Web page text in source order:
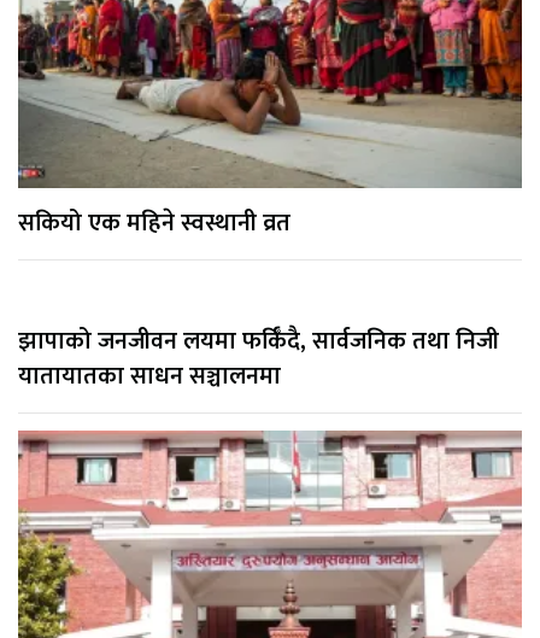
सकियो एक महिने स्वस्थानी व्रत
झापाको जनजीवन लयमा फर्किँदै, सार्वजनिक तथा निजी
यातायातका साधन सञ्चालनमा